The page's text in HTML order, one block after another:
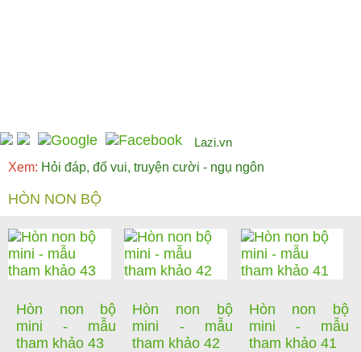
Lazi.vn
Xem: Hỏi đáp, đố vui, truyện cười - ngụ ngôn
HÒN NON BỘ
Hòn non bộ
mini - mẫu
tham khảo 43
Hòn non bộ
mini - mẫu
tham khảo 42
Hòn non bộ
mini - mẫu
tham khảo 41